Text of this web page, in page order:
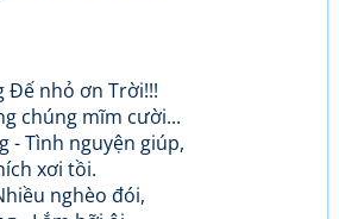
Đế nhỏ ơn Trời!!!
chúng mĩm cười...
- Tình nguyện giúp,
xơi tồi.
nghèo đói,